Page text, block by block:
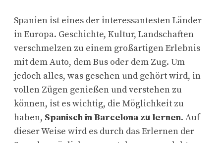
Spanien ist eines der interessantesten Länder
in Europa. Geschichte, Kultur, Landschaften
verschmelzen zu einem großartigen Erlebnis
mit dem Auto, dem Bus oder dem Zug. Um
jedoch alles, was gesehen und gehört wird, in
vollen Zügen genießen und verstehen zu
können, ist es wichtig, die Möglichkeit zu
haben, Spanisch in Barcelona zu lernen. Auf
dieser Weise wird es durch das Erlernen der